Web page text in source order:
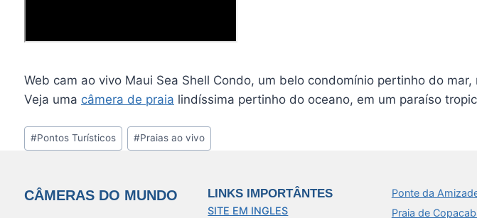
Web cam ao vivo Maui Sea Shell Condo, um belo condomínio pertinho do
Veja uma câmera de praia lindíssima pertinho do oceano, em um paraíso
Tags
do
#Pontos Turísticos #Praias ao vivo
CÂMERAS DO MUNDO LINKS IMPORTÂNTES
SITE EM INGLES
Ponte da
Praia de